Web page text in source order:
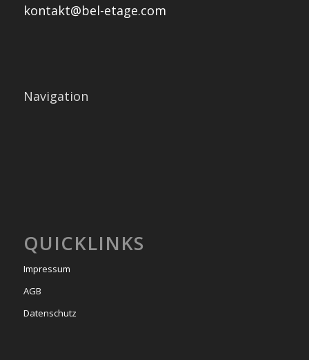
kontakt@bel-etage.com
Navigation
QUICKLINKS
Impressum
AGB
Datenschutz